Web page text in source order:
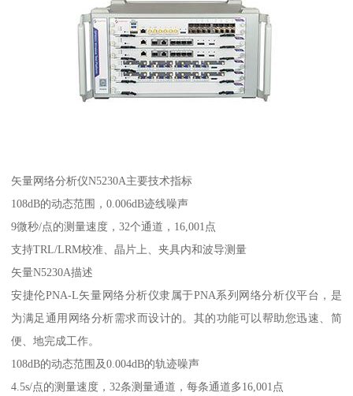
矢量网络分析仪N5230A主要技术指标
108dB的动态范围，0.006dB迹线噪声
9微秒/点的测量速度，32个通道，16,001点
支持TRL/LRM校准、晶片上、夹具内和波导测量
矢量N5230A描述
安捷伦PNA-L矢量网络分析仪隶属于PNA系列网络分析仪平台，是
为满足通用网络分析需求而设计的。其的功能可以帮助您迅速、简
便、地完成工作。
108dB的动态范围及0.004dB的轨迹噪声
4.5s/点的测量速度，32条测量通道，每条通道多16,001点